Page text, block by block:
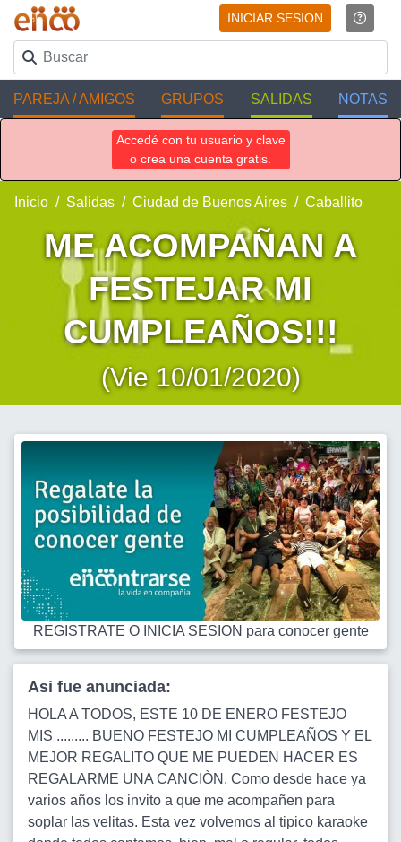
INICIAR SESION
PAREJA / AMIGOS GRUPOS SALIDAS NOTAS
Accedé con tu usuario y clave
o crea una cuenta gratis.
Inicio Salidas Ciudad de Buenos Aires Caballito
ME ACOMPAÑAN A
FESTEJAR MI
CUMPLEAÑOS!!!
(Vie 10/01/2020)
REGISTRATE O INICIA SESION para conocer gente
Asi fue anunciada:
HOLA A TODOS, ESTE 10 DE ENERO FESTEJO
MIS ......... BUENO FESTEJO MI CUMPLEAÑOS Y EL
MEJOR REGALITO QUE ME PUEDEN HACER ES
REGALARME UNA CANCIÒN. Como desde hace ya
varios años los invito a que me acompañen para
soplar las velitas. Esta vez volvemos al tipico karaoke